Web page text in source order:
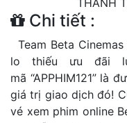
Chi tiết :
Team Beta
lo thiếu ưu đãi
mã “APPHIM121” là
giá trị giao dịch đó!
vé xem phim online